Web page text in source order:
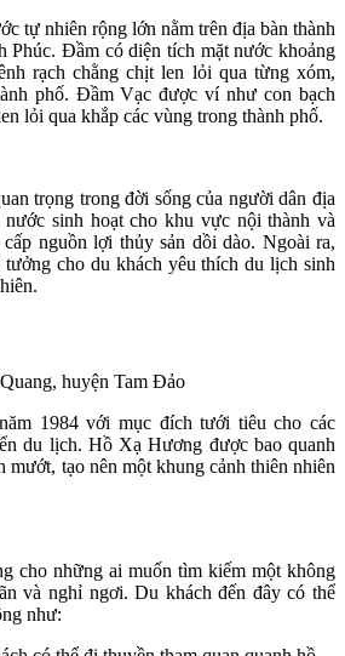
tự nhiên rộng lớn nằm trên địa bàn thành
Đầm có diện tích mặt nước khoảng
rạch chằng chịt len lỏi qua từng xóm,
phố. Đầm Vạc được ví như con bạch
lỏi qua khắp các vùng trong thành phố.
trọng trong đời sống của người dân địa
sinh hoạt cho khu vực nội thành và
nguồn lợi thủy sản dồi dào. Ngoài ra,
cho du khách yêu thích du lịch sinh
huyện Tam Đảo
1984 với mục đích tưới tiêu cho các
du lịch. Hồ Xạ Hương được bao quanh
mướt, tạo nên một khung cảnh thiên nhiên
cho những ai muốn tìm kiếm một không
và nghỉ ngơi. Du khách đến đây có thể
như: